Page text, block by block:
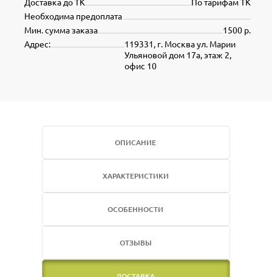
Необходима предоплата
1500 р.
Мин. сумма заказа
119331, г. Москва ул. Марии
Ульяновой дом 17а, этаж 2,
офис 10
Адрес:
ОПИСАНИЕ
ХАРАКТЕРИСТИКИ
ОСОБЕННОСТИ
ОТЗЫВЫ